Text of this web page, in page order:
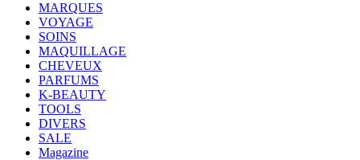
MARQUES
VOYAGE
SOINS
MAQUILLAGE
CHEVEUX
PARFUMS
K-BEAUTY
TOOLS
DIVERS
SALE
Magazine